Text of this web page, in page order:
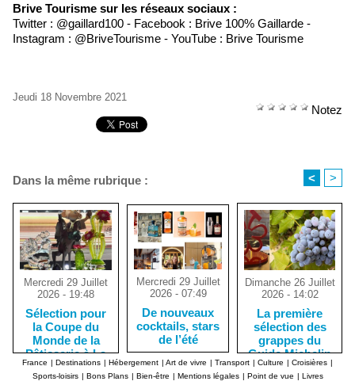
Brive Tourisme sur les réseaux sociaux :
Twitter : @gaillard100 - Facebook : Brive 100% Gaillarde -
Instagram : @BriveTourisme - YouTube : Brive Tourisme
Jeudi 18 Novembre 2021
Notez
Dans la même rubrique : < >
Mercredi 29 Juillet
2026 - 19:48
Sélection pour
la Coupe du
Monde de la
Pâtisserie à La
Nouvelle-
Orléans
Mercredi 29 Juillet
2026 - 07:49
De nouveaux
cocktails, stars
de l’été
Dimanche 26 Juillet
2026 - 14:02
La première
sélection des
grappes du
Guide Michelin
France | Destinations | Hébergement | Art de vivre | Transport | Culture | Croisières |
Sports-loisirs | Bons Plans | Bien-être | Mentions légales | Point de vue | Livres